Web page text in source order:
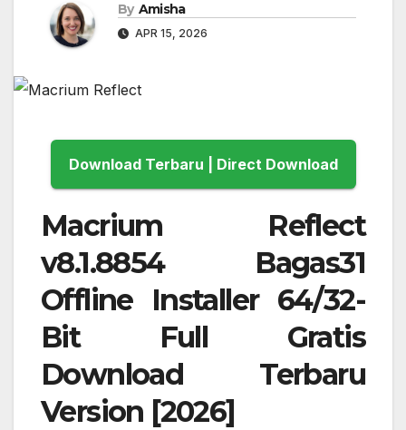
By Amisha
APR 15, 2026
Download Terbaru | Direct Download
Macrium Reflect
v8.1.8854 Bagas31
Offline Installer 64/32-
Bit Full Gratis
Download Terbaru
Version [2026]